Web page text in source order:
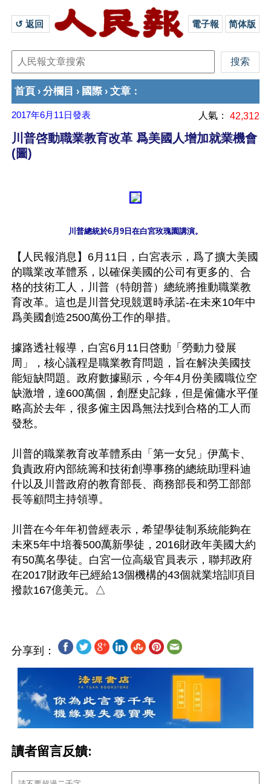
↺ 返回 電子報 简体版
首頁 › 分欄目 › 國際› 文章 ：
2017年6月11日發表 人氣： 42,312
川普啓動職業教育改革 爲美國人增加就業機會
(圖)
【人民報消息】6月11日，白宮表示，爲了擴大美國
的職業改革體系，以確保美國的公司有更多的、合
格的技術工人，川普（特朗普）總統將推動職業教
育改革。這也是川普兌現競選時承諾-在未來10年中
爲美國創造2500萬份工作的舉措。
據路透社報導，白宮6月11日啓動「勞動力發展
周」，核心議程是職業教育問題，旨在解決美國技
能短缺問題。政府數據顯示，今年4月份美國職位空
缺激增，達600萬個，創歷史記錄，但是僱傭水平僅
略高於去年，很多僱主因爲無法找到合格的工人而
發愁。
川普的職業教育改革體系由「第一女兒」伊萬卡、
負責政府內部統籌和技術創導事務的總統助理科迪
什以及川普政府的教育部長、商務部長和勞工部部
長等顧問主持領導。
川普在今年年初曾經表示，希望學徒制系統能夠在
未來5年中培養500萬新學徒，2016財政年美國大約
有50萬名學徒。白宮一位高級官員表示，聯邦政府
在2017財政年已經給13個機構的43個就業培訓項目
分享到：
讀者留言反饋: